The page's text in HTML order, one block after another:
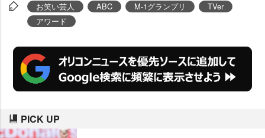
お笑い芸人 ABC M-1グランプリ
TVer
アワード
PICK UP